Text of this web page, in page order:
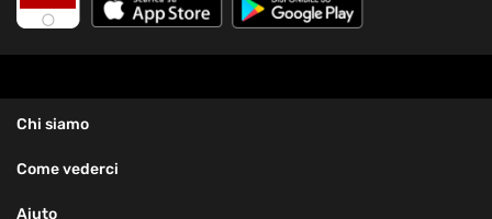
Chi siamo
Come vederci
Aiuto